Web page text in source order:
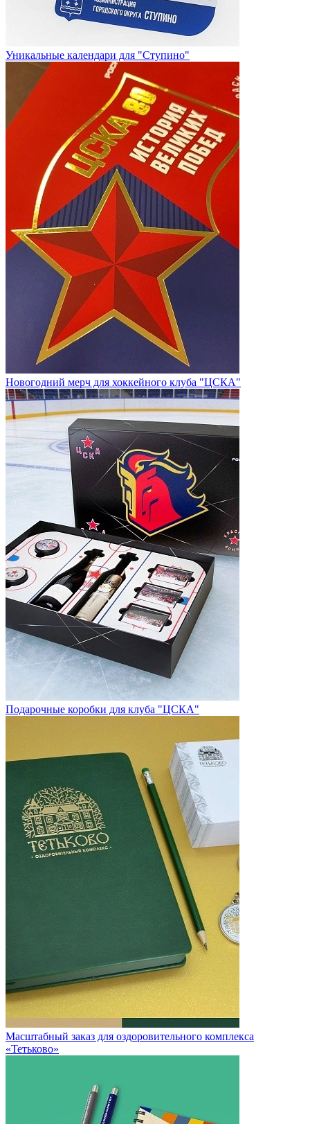
Уникальные календари для "Ступино"
Новогодний мерч для хоккейного клуба "ЦСКА"
Подарочные коробки для клуба "ЦСКА"
Масштабный заказ для оздоровительного комплекса
«Тетьково»